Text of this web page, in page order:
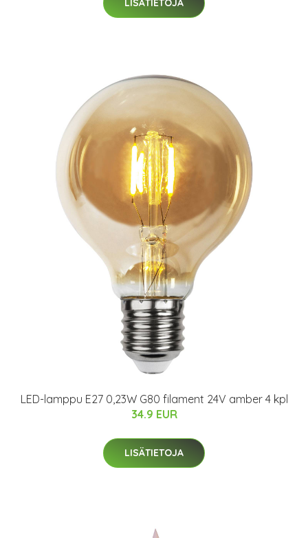
LISÄTIETOJA
LED-lamppu E27 0,23W G80 filament 24V amber 4 kpl
34.9 EUR
LISÄTIETOJA